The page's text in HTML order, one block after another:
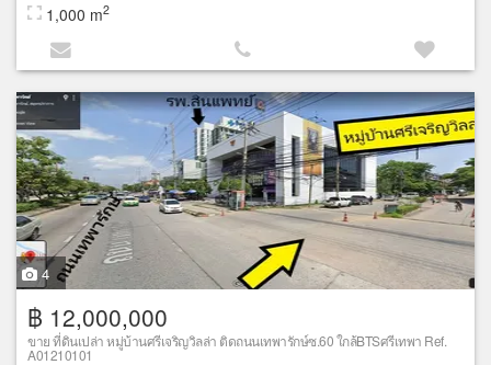
1,000 m2
4
฿ 12,000,000
ขาย ที่ดินเปล่า หมู่บ้านศรีเจริญวิลล่า ติดถนนเทพารักษ์ซ.60 ใกล้BTSศรีเทพา Ref.
A01210101